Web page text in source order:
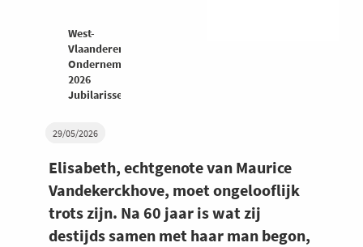
29/05/2026
Elisabeth, echtgenote van Maurice
Vandekerckhove, moet ongelooflijk
trots zijn. Na 60 jaar is wat zij
destijds samen met haar man begon,
West-
Vlaanderen
Ondernemers
2026
Jubilarissenspecial